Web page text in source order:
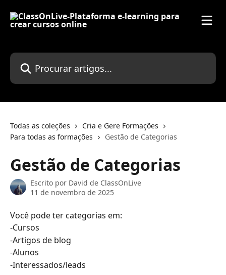
Procurar artigos...
Todas as coleções
Cria e Gere Formações
Para todas as formações
Gestão de Categorias
Gestão de Categorias
Escrito por David de ClassOnLive
11 de novembro de 2025
Você pode ter categorias em:
-Cursos
-Artigos de blog
-Alunos
-Interessados/leads